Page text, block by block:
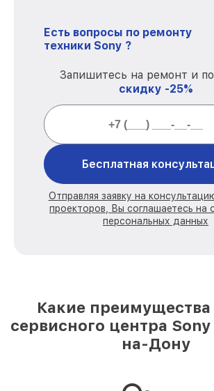
Есть вопросы по ремонту
техники Sony ?
Запишитесь на ремонт и
скидку -25%
Бесплатная
Отправляя заявку на
проекторов, Вы соглашаетесь на
персональных данных
Какие
сервисного центра
на-Дону